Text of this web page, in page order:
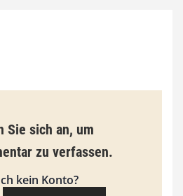
€
i
s
9
Sie sich an, um
zu verfassen.
kein Konto?